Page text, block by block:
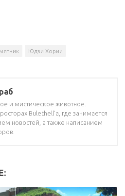
Юдзи Хории
и мистическое животное.
Bulethell'a, где занимается
новостей, а также написанием